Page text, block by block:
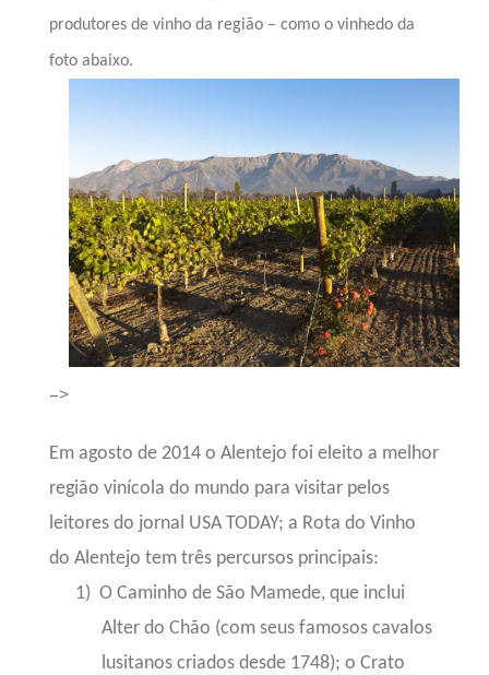
produtores de vinho da região – como o vinhedo da
foto abaixo.
–>
Em agosto de 2014 o Alentejo foi eleito a melhor
região vinícola do mundo para visitar pelos
leitores do jornal USA TODAY; a Rota do Vinho
do Alentejo tem três percursos principais:
1) O Caminho de São Mamede, que inclui
Alter do Chão (com seus famosos cavalos
lusitanos criados desde 1748); o Crato